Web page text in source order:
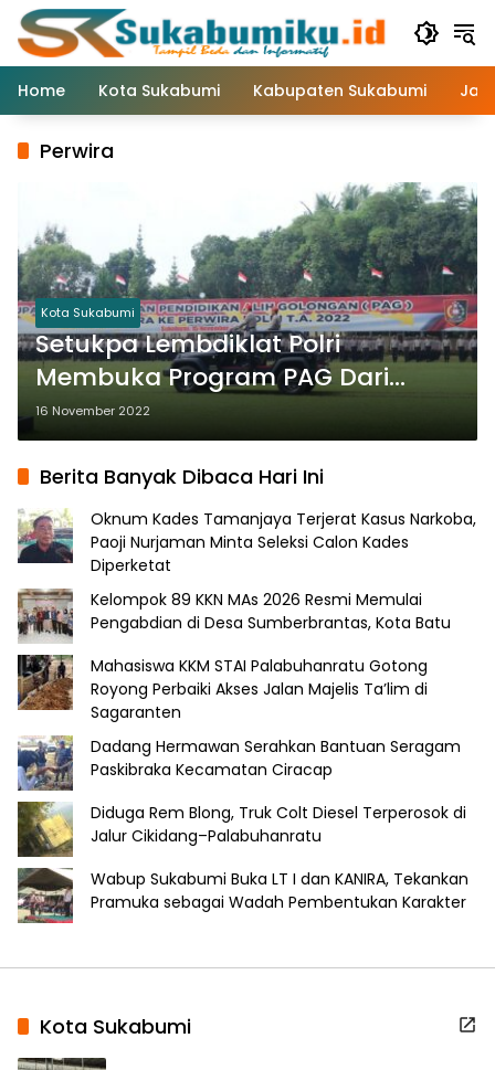
Langsung
konten
Home
Kota Sukabumi Kabupaten Sukabumi
Perwira
Kota Sukabumi
Setukpa Lembdiklat Polri
Membuka Program PAG Dari
Bintara Ke Perwira Polri Tahun
2022
16 November 2022
Berita Banyak Dibaca Hari Ini
Oknum Kades Tamanjaya Terjerat Kasus Narkoba,
Paoji Nurjaman Minta Seleksi Calon Kades
Diperketat
Kelompok 89 KKN MAs 2026 Resmi Memulai
Pengabdian di Desa Sumberbrantas, Kota Batu
Mahasiswa KKM STAI Palabuhanratu Gotong
Royong Perbaiki Akses Jalan Majelis Ta’lim di
Sagaranten
Dadang Hermawan Serahkan Bantuan Seragam
Paskibraka Kecamatan Ciracap
Diduga Rem Blong, Truk Colt Diesel Terperosok di
Jalur Cikidang–Palabuhanratu
Wabup Sukabumi Buka LT I dan KANIRA, Tekankan
Pramuka sebagai Wadah Pembentukan Karakter
Kota Sukabumi